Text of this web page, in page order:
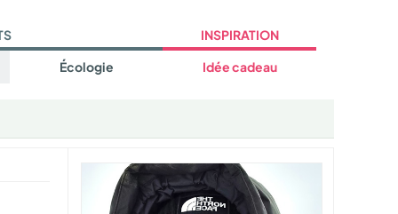
Écologie
INSPIRATION
Idée cadeau